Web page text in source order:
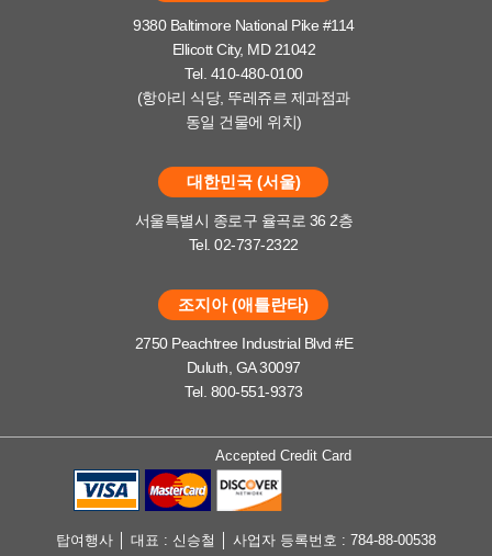
9380 Baltimore National Pike #114
Ellicott City, MD 21042
Tel. 410-480-0100
(항아리 식당, 뚜레쥬르 제과점과
동일 건물에 위치)
대한민국 (서울)
서울특별시 종로구 율곡로 36 2층
Tel. 02-737-2322
조지아 (애틀란타)
2750 Peachtree Industrial Blvd #E
Duluth, GA 30097
Tel. 800-551-9373
Accepted Credit Card
탑여행사 │ 대표 : 신승철 │ 사업자 등록번호 : 784-88-00538